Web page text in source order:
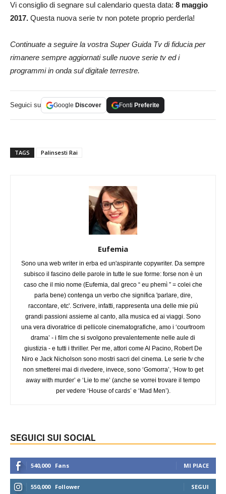
Vi consiglio di segnare sul calendario questa data: 8 maggio
2017. Questa nuova serie tv non potete proprio perderla!
Continuate a seguire la vostra Super Guida Tv di fiducia per
rimanere sempre aggiornati sulle nuove serie tv ed i
programmi in onda sul digitale terrestre.
Seguici su Google Discover Fonti Preferite
TAGS Palinsesti Rai
Eufemia
Sono una web writer in erba ed un'aspirante copywriter. Da sempre
subisco il fascino delle parole in tutte le sue forme: forse non è un
caso che il mio nome (Eufemia, dal greco “ eu phemì ” = colei che
parla bene) contenga un verbo che significa 'parlare, dire,
raccontare, etc'. Scrivere, infatti, rappresenta una delle mie più
grandi passioni assieme al canto, alla musica ed ai viaggi. Sono
una vera divoratrice di pellicole cinematografiche, amo i ‘courtroom
drama’ - i film che si svolgono prevalentemente nelle aule di
giustizia - e tutti i thriller. Per me, attori come Al Pacino, Robert De
Niro e Jack Nicholson sono mostri sacri del cinema. Le serie tv che
non smetterei mai di rivedere, invece, sono ‘Gomorra’, ‘How to get
away with murder’ e ‘Lie to me’ (anche se vorrei trovare il tempo
per vedere ‘House of cards’ e ‘Mad Men’).
SEGUICI SUI SOCIAL
540,000 Fans MI PIACE
550,000 Follower SEGUI